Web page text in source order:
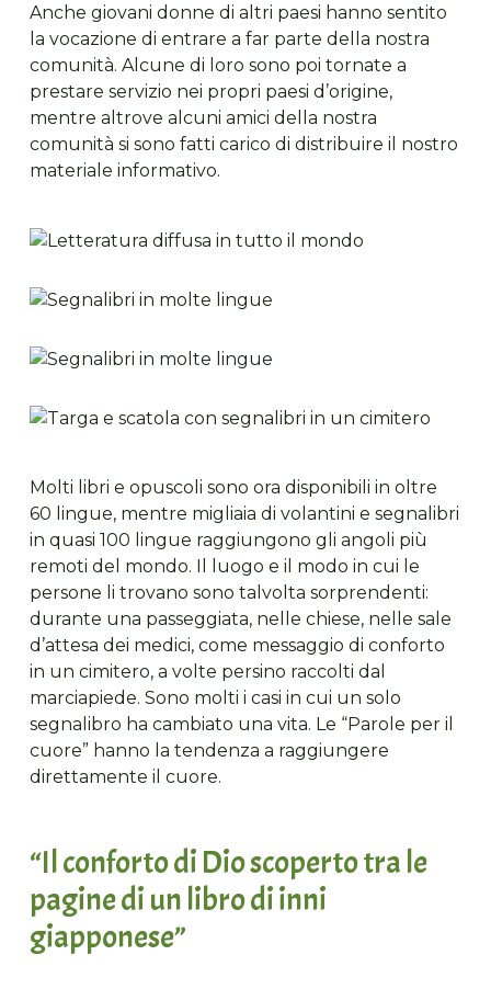
Anche giovani donne di altri paesi hanno sentito
la vocazione di entrare a far parte della nostra
comunità. Alcune di loro sono poi tornate a
prestare servizio nei propri paesi d’origine,
mentre altrove alcuni amici della nostra
comunità si sono fatti carico di distribuire il nostro
materiale informativo.
Molti libri e opuscoli sono ora disponibili in oltre
60 lingue, mentre migliaia di volantini e segnalibri
in quasi 100 lingue raggiungono gli angoli più
remoti del mondo. Il luogo e il modo in cui le
persone li trovano sono talvolta sorprendenti:
durante una passeggiata, nelle chiese, nelle sale
d’attesa dei medici, come messaggio di conforto
in un cimitero, a volte persino raccolti dal
marciapiede. Sono molti i casi in cui un solo
segnalibro ha cambiato una vita. Le “Parole per il
cuore” hanno la tendenza a raggiungere
direttamente il cuore.
“Il conforto di Dio scoperto tra le
pagine di un libro di inni
giapponese”